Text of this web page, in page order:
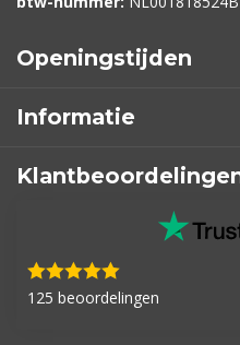
Openingstijden
Informatie
125 beoordelingen